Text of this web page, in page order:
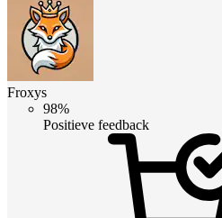
Froxys
98%
Positieve feedback